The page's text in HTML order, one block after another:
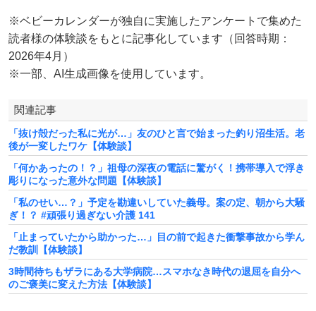
※ベビーカレンダーが独自に実施したアンケートで集めた
読者様の体験談をもとに記事化しています（回答時期：
2026年4月）
※一部、AI生成画像を使用しています。
関連記事
「抜け殻だった私に光が…」友のひと言で始まった釣り沼生活。老
後が一変したワケ【体験談】
「何かあったの！？」祖母の深夜の電話に驚がく！携帯導入で浮き
彫りになった意外な問題【体験談】
「私のせい…？」予定を勘違いしていた義母。案の定、朝から大騒
ぎ！？ #頑張り過ぎない介護 141
「止まっていたから助かった…」目の前で起きた衝撃事故から学ん
だ教訓【体験談】
3時間待ちもザラにある大学病院…スマホなき時代の退屈を自分へ
のご褒美に変えた方法【体験談】